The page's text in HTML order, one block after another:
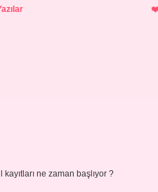
ne zaman başlıyor ?